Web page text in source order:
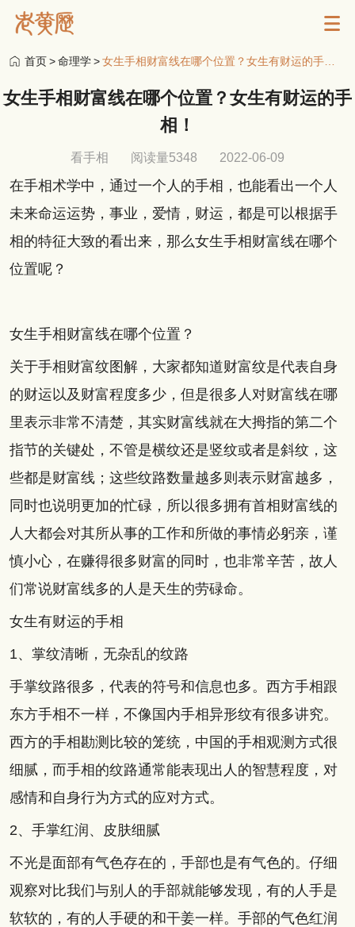
首页>命理学> 女生手相财富线在哪个位置？女生有财运的手相！
女生手相财富线在哪个位置？女生有财运的手
相！
看手相 阅读量5348 2022-06-09
在手相术学中，通过一个人的手相，也能看出一个人
未来命运运势，事业，爱情，财运，都是可以根据手
相的特征大致的看出来，那么女生手相财富线在哪个
位置呢？
女生手相财富线在哪个位置？
关于手相财富纹图解，大家都知道财富纹是代表自身
的财运以及财富程度多少，但是很多人对财富线在哪
里表示非常不清楚，其实财富线就在大拇指的第二个
指节的关键处，不管是横纹还是竖纹或者是斜纹，这
些都是财富线；这些纹路数量越多则表示财富越多，
同时也说明更加的忙碌，所以很多拥有首相财富线的
人大都会对其所从事的工作和所做的事情必躬亲，谨
慎小心，在赚得很多财富的同时，也非常辛苦，故人
们常说财富线多的人是天生的劳碌命。
女生有财运的手相
1、掌纹清晰，无杂乱的纹路
手掌纹路很多，代表的符号和信息也多。西方手相跟
东方手相不一样，不像国内手相异形纹有很多讲究。
西方的手相勘测比较的笼统，中国的手相观测方式很
细腻，而手相的纹路通常能表现出人的智慧程度，对
感情和自身行为方式的应对方式。
2、手掌红润、皮肤细腻
不光是面部有气色存在的，手部也是有气色的。仔细
观察对比我们与别人的手部就能够发现，有的人手是
软软的，有的人手硬的和干姜一样。手部的气色红润